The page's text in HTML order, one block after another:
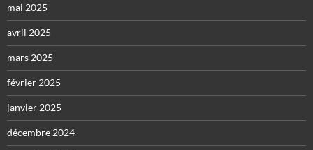
mai 2025
avril 2025
mars 2025
février 2025
janvier 2025
décembre 2024